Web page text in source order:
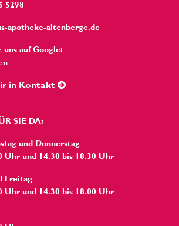
5298
apotheke-altenberge.de
uns auf Google:
in Kontakt
SIE DA:
und Donnerstag
Uhr und 14.30 bis 18.30 Uhr
Freitag
Uhr und 14.30 bis 18.00 Uhr